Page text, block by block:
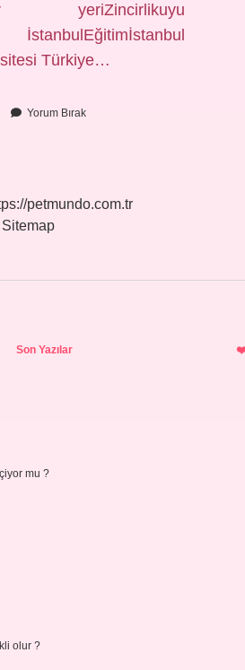
yeriZincirlikuyu
Türkiye…
Yorum Bırak
petmundo.com.tr
Sitemap
Son Yazılar
mu ?
olur ?